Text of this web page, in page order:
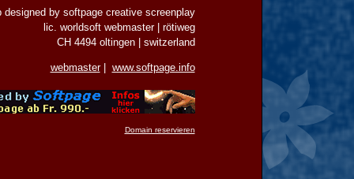
designed by softpage creative screenplay
lic. worldsoft webmaster | rötiweg
CH 4494 oltingen | switzerland
webmaster| www.softpage.info
Domain reservieren